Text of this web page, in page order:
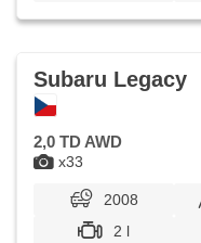
x33
Subaru Legacy
2,0 TD AWD
2008
2 l